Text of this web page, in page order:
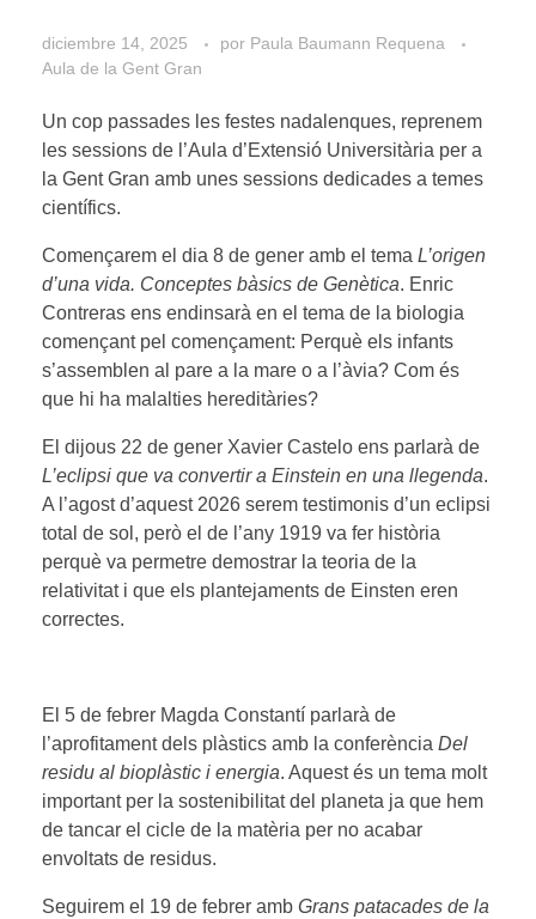
diciembre 14, 2025 por Paula Baumann Requena
Aula de la Gent Gran
Un cop passades les festes nadalenques, reprenem
les sessions de l’Aula d’Extensió Universitària per a
la Gent Gran amb unes sessions dedicades a temes
científics.
Començarem el dia 8 de gener amb el tema L’origen
d’una vida. Conceptes bàsics de Genètica. Enric
Contreras ens endinsarà en el tema de la biologia
començant pel començament: Perquè els infants
s’assemblen al pare a la mare o a l’àvia? Com és
que hi ha malalties hereditàries?
El dijous 22 de gener Xavier Castelo ens parlarà de
L’eclipsi que va convertir a Einstein en una llegenda.
A l’agost d’aquest 2026 serem testimonis d’un eclipsi
total de sol, però el de l’any 1919 va fer història
perquè va permetre demostrar la teoria de la
relativitat i que els plantejaments de Einsten eren
correctes.
El 5 de febrer Magda Constantí parlarà de
l’aprofitament dels plàstics amb la conferència Del
residu al bioplàstic i energia. Aquest és un tema molt
important per la sostenibilitat del planeta ja que hem
de tancar el cicle de la matèria per no acabar
envoltats de residus.
Seguirem el 19 de febrer amb Grans patacades de la